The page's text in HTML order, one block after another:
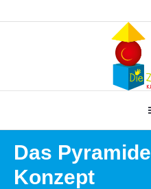
Das Pyramide
Konzept